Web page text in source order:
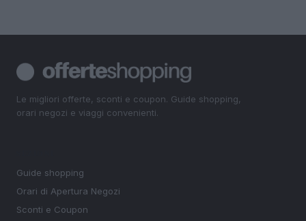
Le migliori offerte, sconti e coupon. Guide shopping,
orari negozi e viaggi convenienti.
Guide shopping
Orari di Apertura Negozi
Sconti e Coupon